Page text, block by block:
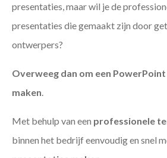
presentaties, maar wil je de
presentaties die gemaakt zijn door
ontwerpers?
Overweeg dan om een
maken.
Met behulp van een professionele
binnen het bedrijf eenvoudig en snel